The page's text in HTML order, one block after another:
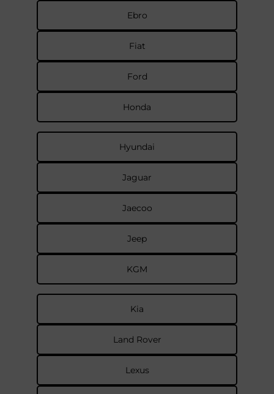
Ebro
Fiat
Ford
Honda
Hyundai
Jaguar
Jaecoo
Jeep
KGM
Kia
Land Rover
Lexus